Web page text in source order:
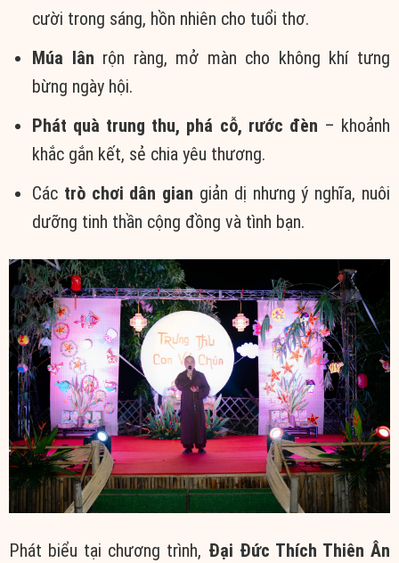
cười trong sáng, hồn nhiên cho tuổi thơ.
Múa lân rộn ràng, mở màn cho không khí tưng
bừng ngày hội.
Phát quà trung thu, phá cỗ, rước đèn – khoảnh
khắc gắn kết, sẻ chia yêu thương.
Các trò chơi dân gian giản dị nhưng ý nghĩa, nuôi
dưỡng tinh thần cộng đồng và tình bạn.
Phát biểu tại chương trình, Đại Đức Thích Thiên Ân